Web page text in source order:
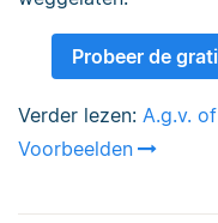
Probeer de
Verder lezen: A.g.v.
Voorbeelden